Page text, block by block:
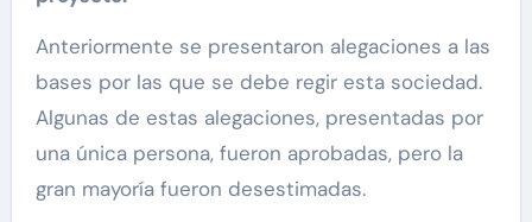
Anteriormente se presentaron alegaciones a las
bases por las que se debe regir esta sociedad.
Algunas de estas alegaciones, presentadas por
una única persona, fueron aprobadas, pero la
gran mayoría fueron desestimadas.